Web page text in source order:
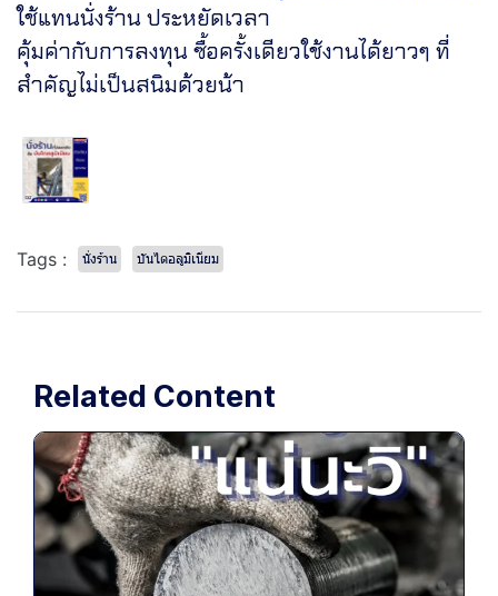
ใช้แทนนั่งร้าน ประหยัดเวลา
คุ้มค่ากับการลงทุน ซื้อครั้งเดียวใช้งานได้ยาวๆ ที่
สำคัญไม่เป็นสนิมด้วยน้า
Tags : นั่งร้าน บันไดอลูมิเนียม
Related Content